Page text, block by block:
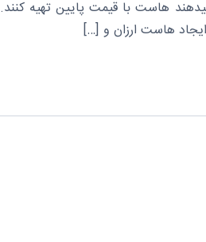
هاست با قیمت پایین تهیه کنند.
ایجاد هاست ارزان و […]